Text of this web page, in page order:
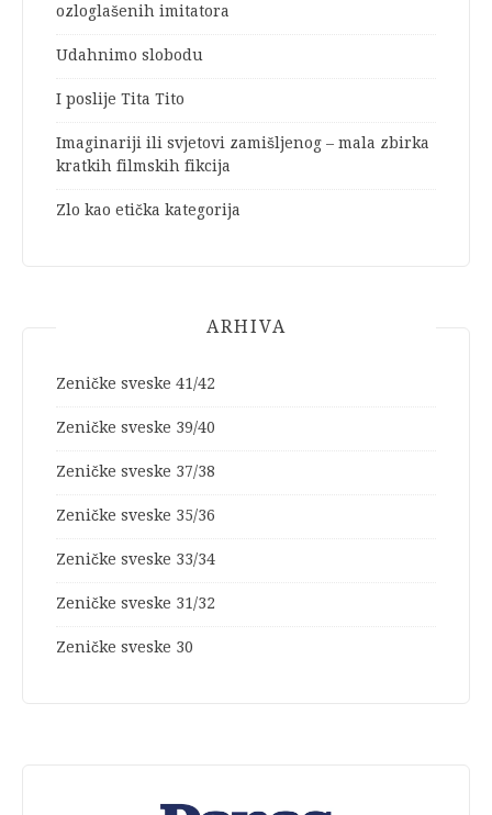
ozloglašenih imitatora
Udahnimo slobodu
I poslije Tita Tito
Imaginariji ili svjetovi zamišljenog – mala zbirka
kratkih filmskih fikcija
Zlo kao etička kategorija
ARHIVA
Zeničke sveske 41/42
Zeničke sveske 39/40
Zeničke sveske 37/38
Zeničke sveske 35/36
Zeničke sveske 33/34
Zeničke sveske 31/32
Zeničke sveske 30